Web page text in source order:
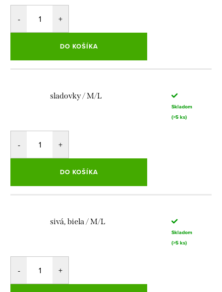
DO KOŠÍKA
sladovky / M/L
Skladom
(>5 ks)
DO KOŠÍKA
sivá, biela / M/L
Skladom
(>5 ks)